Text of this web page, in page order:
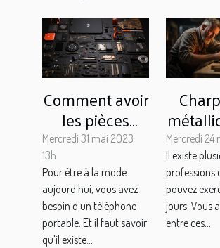
Comment avoir
les pièces
détachées de
qualité pour
votre iphone 6
s ?
Mercredi 31 mai 2023
13h
Pour être à la mode
aujourd'hui, vous avez
besoin d'un téléphone
portable. Et il faut savoir
qu'il existe...
les
et les
Mercredi 24
Il existe
professions
pouvez
jours. Vous
entre ces...